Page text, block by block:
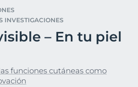
INVESTIGACIONES
– En tu piel
funciones cutáneas como